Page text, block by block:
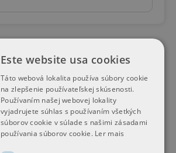
Este website usa cookies
Táto webová lokalita používa súbory cookie
na zlepšenie používateľskej skúsenosti.
Používaním našej webovej lokality
vyjadrujete súhlas s používaním všetkých
súborov cookie v súlade s našimi zásadami
používania súborov cookie. Ler mais